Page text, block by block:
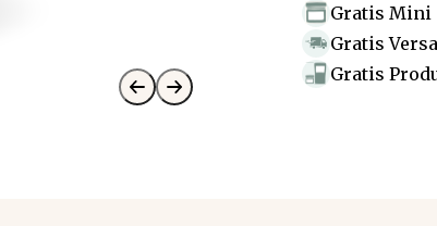
Gratis Mini
Gratis
Gratis